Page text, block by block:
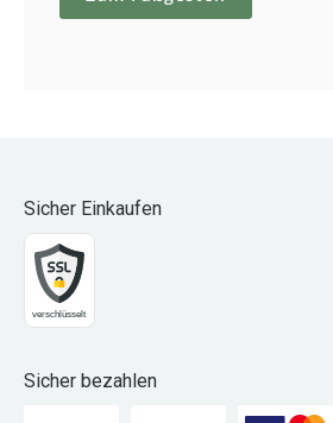
Sicher Einkaufen
Sicher bezahlen